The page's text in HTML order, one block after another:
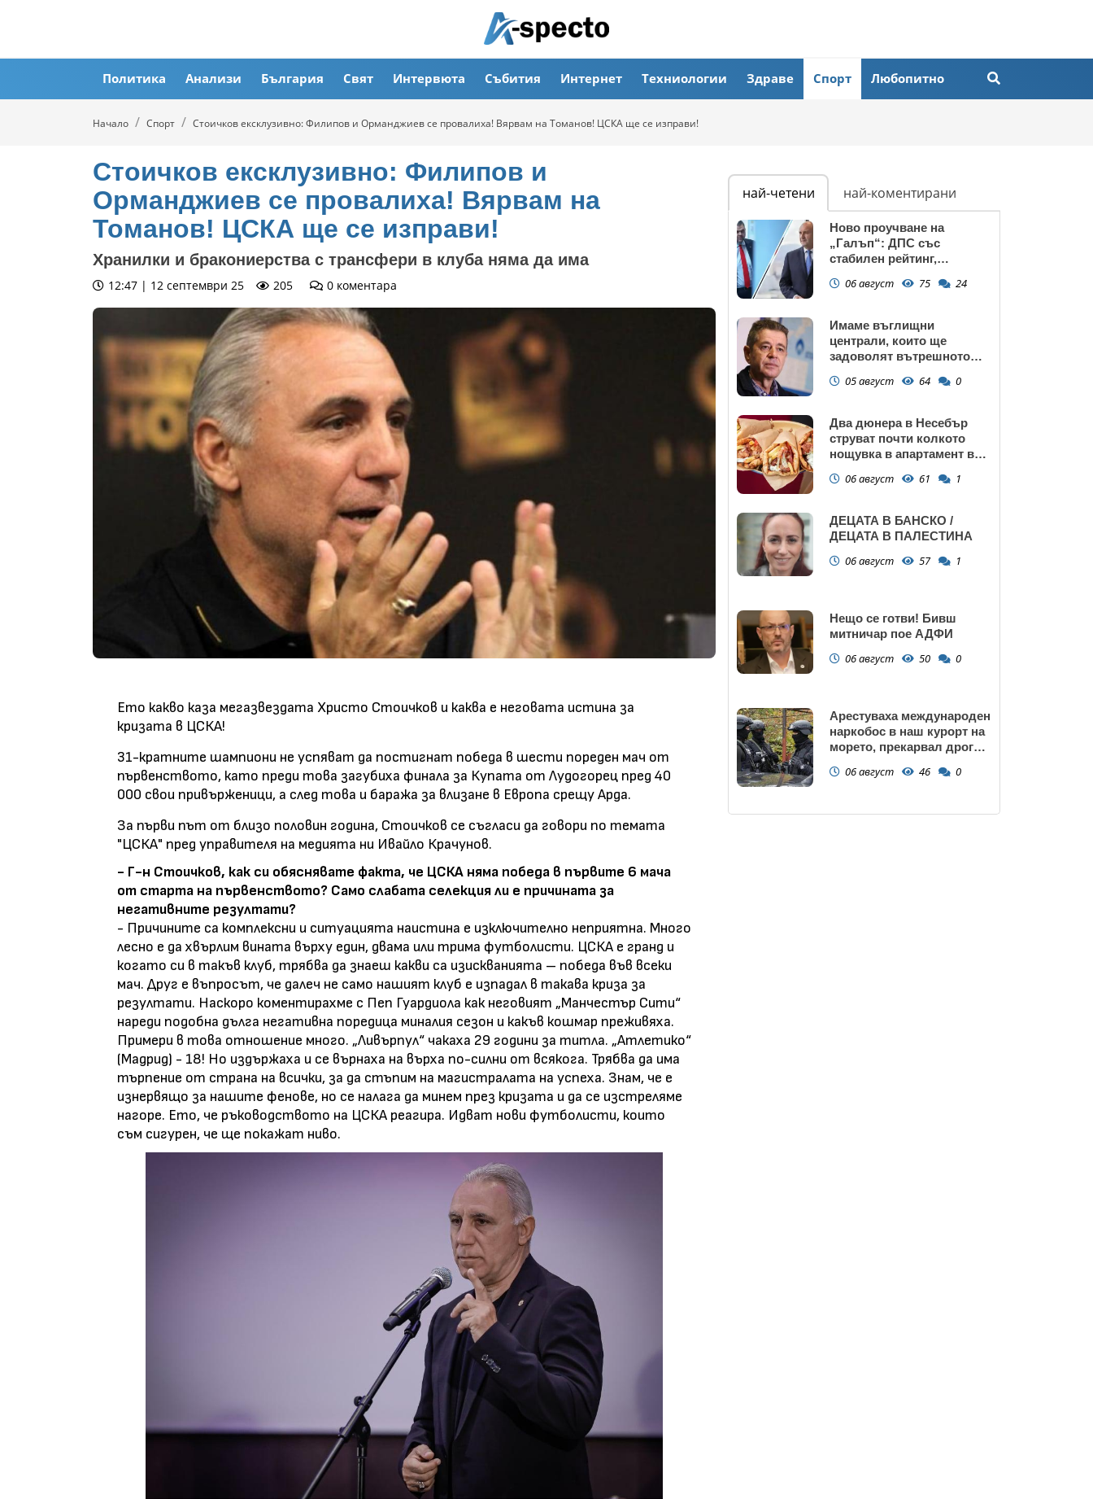
Политика Анализи България Свят Интервюта Събития Интернет Техниологии Здраве Спорт Любопитно
Начало Спорт Стоичков ексклузивно: Филипов и Орманджиев се провалиха! Вярвам на Томанов! ЦСКА ще се изправи!
Стоичков ексклузивно: Филипов и
Орманджиев се провалиха! Вярвам на
Томанов! ЦСКА ще се изправи!
Хранилки и бракониерства с трансфери в клуба няма да има
12:47 | 12 септември 25 205 0 коментара
Ето какво каза мегазвездата Христо Стоичков и каква е неговата истина за
кризата в ЦСКА!
31-кратните шампиони не успяват да постигнат победа в шести пореден мач от
първенството, като преди това загубиха финала за Купата от Лудогорец пред 40
000 свои привърженици, а след това и баража за влизане в Европа срещу Арда.
За първи път от близо половин година, Стоичков се съгласи да говори по темата
"ЦСКА" пред управителя на медията ни Ивайло Крачунов.
- Г-н Стоичков, как си обяснявате факта, че ЦСКА няма победа в първите 6 мача
от старта на първенството? Само слабата селекция ли е причината за
негативните резултати?
- Причините са комплексни и ситуацията наистина е изключително неприятна. Много
лесно е да хвърлим вината върху един, двама или трима футболисти. ЦСКА е гранд и
когато си в такъв клуб, трябва да знаеш какви са изискванията – победа във всеки
мач. Друг е въпросът, че далеч не само нашият клуб е изпадал в такава криза за
резултати. Наскоро коментирахме с Пеп Гуардиола как неговият „Манчестър Сити“
нареди подобна дълга негативна поредица миналия сезон и какъв кошмар преживяха.
Примери в това отношение много. „Ливърпул“ чакаха 29 години за титла. „Атлетико“
(Мадрид) - 18! Но издържаха и се върнаха на върха по-силни от всякога. Трябва да има
търпение от страна на всички, за да стъпим на магистралата на успеха. Знам, че е
изнервящо за нашите фенове, но се налага да минем през кризата и да се изстреляме
нагоре. Ето, че ръководството на ЦСКА реагира. Идват нови футболисти, които
съм сигурен, че ще покажат ниво.
най-четени най-коментирани
Ново проучване на
„Галъп“: ДПС със
стабилен рейтинг,
запазва
06 август 75 24
Имаме въглищни
централи, които ще
задоволят вътрешното
05 август 64 0
Два дюнера в Несебър
струват почти колкото
нощувка в апартамент в
06 август 61 1
ДЕЦАТА В БАНСКО /
ДЕЦАТА В ПАЛЕСТИНА
06 август 57 1
Нещо се готви! Бивш
митничар пое АДФИ
06 август 50 0
Арестуваха международен
наркобос в наш курорт на
морето, прекарвал дрога
06 август 46 0